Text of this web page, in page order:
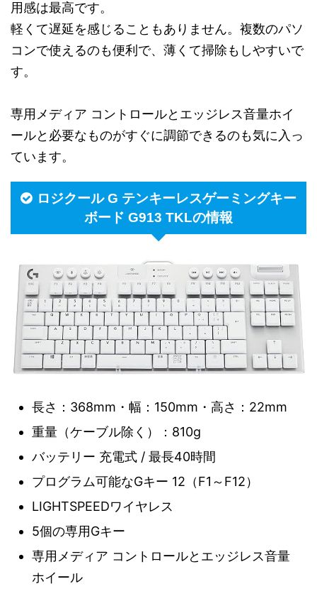
用感は最高です。
軽くて遅延を感じることもありません。複数のパソ
コンで使えるのも便利で、薄くて掃除もしやすいで
す。
専用メディア コントロールとエッジレス音量ホイ
ールと必要なものがすぐに調節できるのも気に入っ
ています。
ロジクール G テンキーレスゲーミングキー
ボード G913 TKLの情報
長さ：368mm・幅：150mm・高さ：22mm
重量（ケーブル除く）：810g
バッテリー 充電式 / 最長40時間
プログラム可能なGキー 12（F1～F12）
LIGHTSPEEDワイヤレス
5個の専用Gキー
専用メディア コントロールとエッジレス音量
ホイール